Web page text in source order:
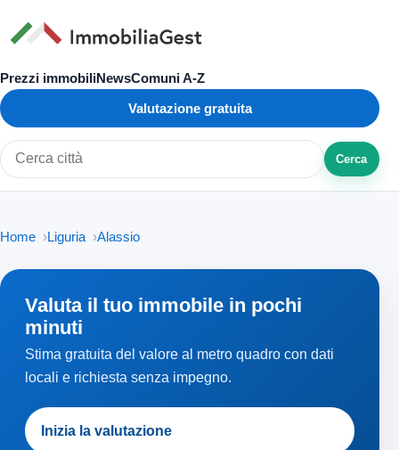
Prezzi immobiliNewsComuni A-Z
Valutazione gratuita
Cerca città o zona
Cerca
Home Liguria Alassio
Valuta il tuo immobile in pochi
minuti
Stima gratuita del valore al metro quadro con dati
locali e richiesta senza impegno.
Inizia la valutazione